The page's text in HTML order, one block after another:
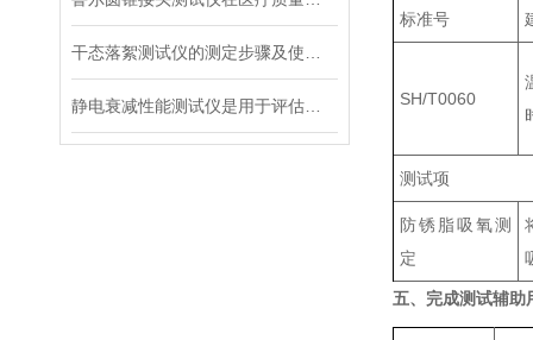
标准号
SH/T0060
测试项
防锈脂吸氧测
定
五、完成测试辅助